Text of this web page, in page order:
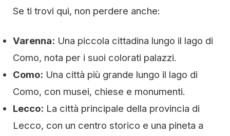
Se ti trovi qui, non perdere anche:
Varenna: Una piccola cittadina lungo il lago di
Como, nota per i suoi colorati palazzi.
Como: Una città più grande lungo il lago di
Como, con musei, chiese e monumenti.
Lecco: La città principale della provincia di
Lecco, con un centro storico e una pineta a